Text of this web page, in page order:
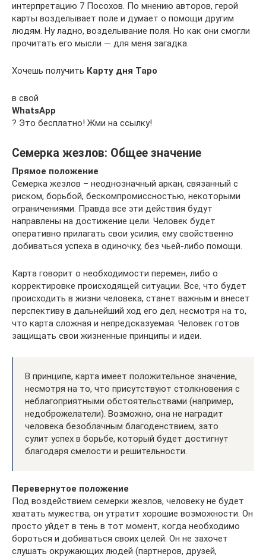
интерпретацию 7 Посохов. По мнению авторов, герой
карты возделывает поле и думает о помощи другим
людям. Ну ладно, возделывание поля. Но как они смогли
прочитать его мысли — для меня загадка.
Хочешь получить Карту дня Таро
в свой
WhatsApp
? Это бесплатно! Жми на ссылку!
Семерка жезлов: Общее значение
Прямое положение
Семерка жезлов – неоднозначный аркан, связанный с
риском, борьбой, бескомпромиссностью, некоторыми
ограничениями. Правда все эти действия будут
направлены на достижение цели. Человек будет
оперативно прилагать свои усилия, ему свойственно
добиваться успеха в одиночку, без чьей-либо помощи.
Карта говорит о необходимости перемен, либо о
корректировке происходящей ситуации. Все, что будет
происходить в жизни человека, станет важным и внесет
перспективу в дальнейший ход его дел, несмотря на то,
что карта сложная и непредсказуемая. Человек готов
защищать свои жизненные принципы и идеи.
В принципе, карта имеет положительное значение,
несмотря на то, что присутствуют столкновения с
неблагоприятными обстоятельствами (например,
недоброжелатели). Возможно, она не наградит
человека безоблачным благоденствием, зато
сулит успех в борьбе, который будет достигнут
благодаря смелости и решительности.
Перевернутое положение
Под воздействием семерки жезлов, человеку не будет
хватать мужества, он утратит хорошие возможности. Он
просто уйдет в тень в тот момент, когда необходимо
бороться и добиваться своих целей. Он не захочет
слушать окружающих людей (партнеров, друзей,